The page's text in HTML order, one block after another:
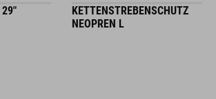
29"
KETTENSTREBENSCHUTZ
NEOPREN L